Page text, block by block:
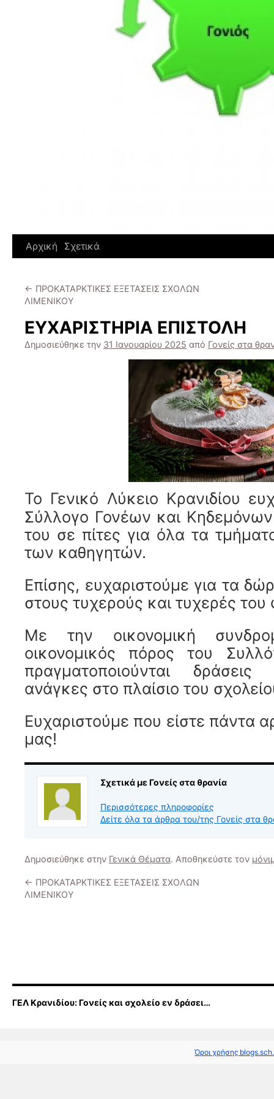
Αρχική Σχετικά
← ΠΡΟΚΑΤΑΡΚΤΙΚΕΣ ΕΞΕΤΑΣΕΙΣ ΣΧΟΛΩΝ
ΛΙΜΕΝΙΚΟΥ
ΕΥΧΑΡΙΣΤΗΡΙΑ ΕΠΙΣΤΟΛΗ
Δημοσιεύθηκε την 31 Ιανουαρίου 2025 από Γονείς στα
Το Γενικό Λύκειο Κρανιδίου
Σύλλογο Γονέων και
του σε πίτες για όλα τα
των καθηγητών.
Επίσης, ευχαριστούμε για τα
στους τυχερούς και τυχερές του
Με την οικονομική
οικονομικός πόρος του
πραγματοποιούνται
ανάγκες στο πλαίσιο του
Ευχαριστούμε που είστε πάντα
μας!
Σχετικά με Γονείς στα θρανία
Περισσότερες πληροφορίες
Δείτε όλα τα άρθρα του/της Γονείς στα
Δημοσιεύθηκε στην Γενικά Θέματα. Αποθηκεύστε τον
← ΠΡΟΚΑΤΑΡΚΤΙΚΕΣ ΕΞΕΤΑΣΕΙΣ ΣΧΟΛΩΝ
ΛΙΜΕΝΙΚΟΥ
ΓΕΛ Κρανιδίου: Γονείς και σχολείο εν δράσει…
Όροι χρήσης